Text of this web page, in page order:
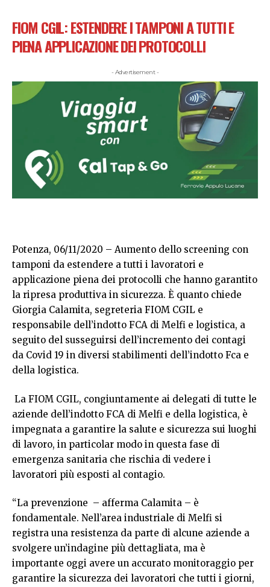
FIOM CGIL:ESTENDERE I TAMPONI A TUTTI E
PIENA APPLICAZIONE DEI PROTOCOLLI
- Advertisement -
Potenza, 06/11/2020 – Aumento dello screening con
tamponi da estendere a tutti i lavoratori e
applicazione piena dei protocolli che hanno garantito
la ripresa produttiva in sicurezza. È quanto chiede
Giorgia Calamita, segreteria FIOM CGIL e
responsabile dell’indotto FCA di Melfi e logistica, a
seguito del susseguirsi dell’incremento dei contagi
da Covid 19 in diversi stabilimenti dell’indotto Fca e
della logistica.
La FIOM CGIL, congiuntamente ai delegati di tutte le
aziende dell’indotto FCA di Melfi e della logistica, è
impegnata a garantire la salute e sicurezza sui luoghi
di lavoro, in particolar modo in questa fase di
emergenza sanitaria che rischia di vedere i
lavoratori più esposti al contagio.
“La prevenzione – afferma Calamita – è
fondamentale. Nell’area industriale di Melfi si
registra una resistenza da parte di alcune aziende a
svolgere un’indagine più dettagliata, ma è
importante oggi avere un accurato monitoraggio per
garantire la sicurezza dei lavoratori che tutti i giorni,